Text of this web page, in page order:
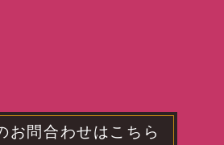
お問合わせはこちら